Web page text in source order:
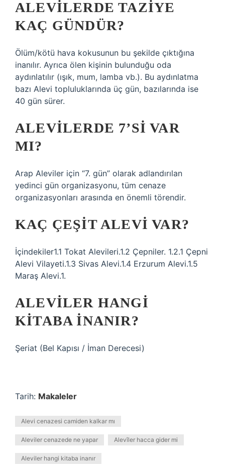
ALEVILERDE TAZIYE
KAÇ GÜNDÜR?
Ölüm/kötü hava kokusunun bu şekilde çıktığına
inanılır. Ayrıca ölen kişinin bulunduğu oda
aydınlatılır (ışık, mum, lamba vb.). Bu aydınlatma
bazı Alevi topluluklarında üç gün, bazılarında ise
40 gün sürer.
ALEVILERDE 7’SI VAR
MI?
Arap Aleviler için “7. gün” olarak adlandırılan
yedinci gün organizasyonu, tüm cenaze
organizasyonları arasında en önemli törendir.
KAÇ ÇEŞIT ALEVI VAR?
İçindekiler1.1 Tokat Alevileri.1.2 Çepniler. 1.2.1 Çepni
Alevi Vilayeti.1.3 Sivas Alevi.1.4 Erzurum Alevi.1.5
Maraş Alevi.1.
ALEVILER HANGI
KITABA INANIR?
Şeriat (Bel Kapısı / İman Derecesi)
Tarih: Makaleler
Alevi cenazesi camiden kalkar mı
Aleviler cenazede ne yapar Alevîler hacca gider mi
Aleviler hangi kitaba inanır